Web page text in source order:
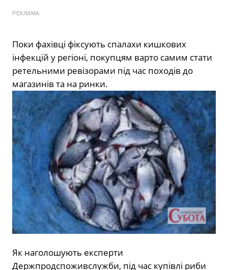
РЕКЛАМА
Поки фахівці фіксують спалахи кишкових
інфекцій у регіоні, покупцям варто самим стати
ретельними ревізорами під час походів до
магазинів та на ринки.
Як наголошують експерти
Держпродспоживслужби, під час купівлі риби